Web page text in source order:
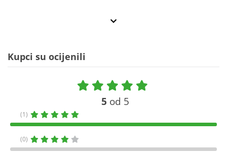
Kupci su ocijenili
5 od 5
(1)
(0)